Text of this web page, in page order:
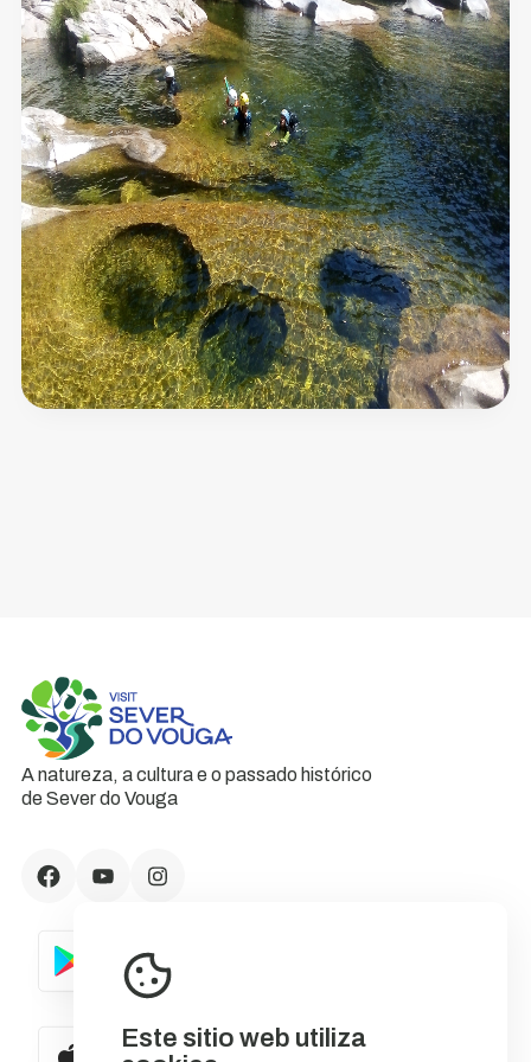
Este sitio web utiliza
A natureza, a cultura e o passado histórico
de Sever do Vouga